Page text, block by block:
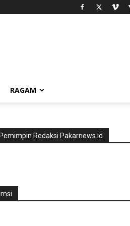
RAGAM
Pemimpin Redaksi Pakarnews.id